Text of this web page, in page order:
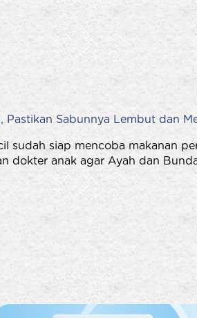
Sabunnya Lembut dan
sudah siap mencoba makanan
dokter anak agar Ayah dan